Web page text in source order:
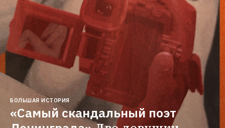
БОЛЬШАЯ ИСТОРИЯ
«Самый скандальный поэт